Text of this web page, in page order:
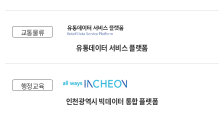
교통물류
유통데이터 서비스 플랫폼
행정교육
인천광역시 빅데이터 통합 플랫폼